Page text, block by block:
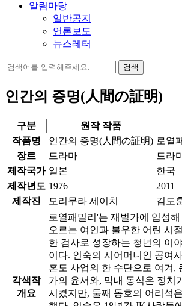
알림마당
일반공지
언론보도
뉴스레터
검
인간의 증명(人間の証明)
구분 원작 작품
작품명
인간의 증명(人間の証明) 로열
장르
드라마
드라
제작국가 일본
한국
제작년도 1976
2011
제작진
모리무라 세이치 김도
각색작
개요
로열패밀리'는 재벌가에 입성해
오르는 여인과 불우한 어린 시
한 검사로 성장하는 청년의 이
이다. 인숙의 시어머니인 공여
혼도 사업의 한 수단으로 여겨,
가의 윤서와, 막내 동식은 정치
시켰지만, 둘째 동호의 어리석